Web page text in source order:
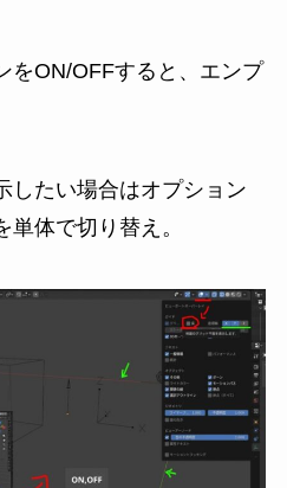
をON/OFFすると、エンプ
したい場合はオプション
体で切り替え。